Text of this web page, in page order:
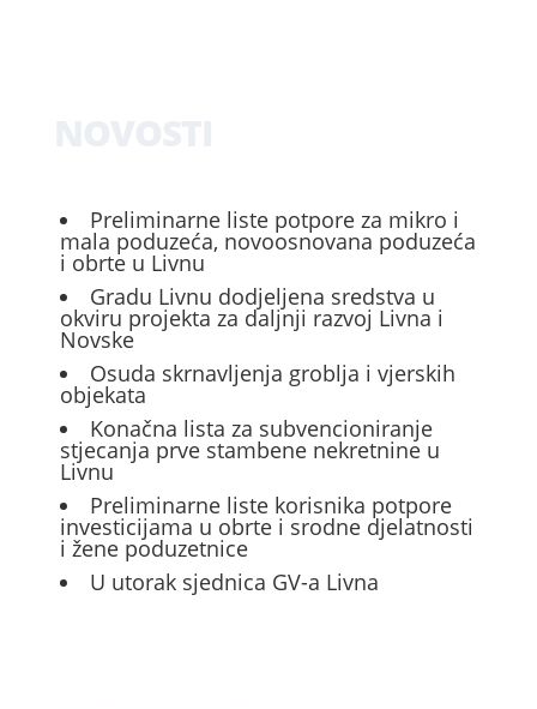
Preliminarne liste potpore za mikro i
mala poduzeća, novoosnovana poduzeća
i obrte u Livnu
Gradu Livnu dodjeljena sredstva u
okviru projekta za daljnji razvoj Livna i
Novske
Osuda skrnavljenja groblja i vjerskih
objekata
Konačna lista za subvencioniranje
stjecanja prve stambene nekretnine u
Livnu
Preliminarne liste korisnika potpore
investicijama u obrte i srodne djelatnosti
i žene poduzetnice
U utorak sjednica GV-a Livna